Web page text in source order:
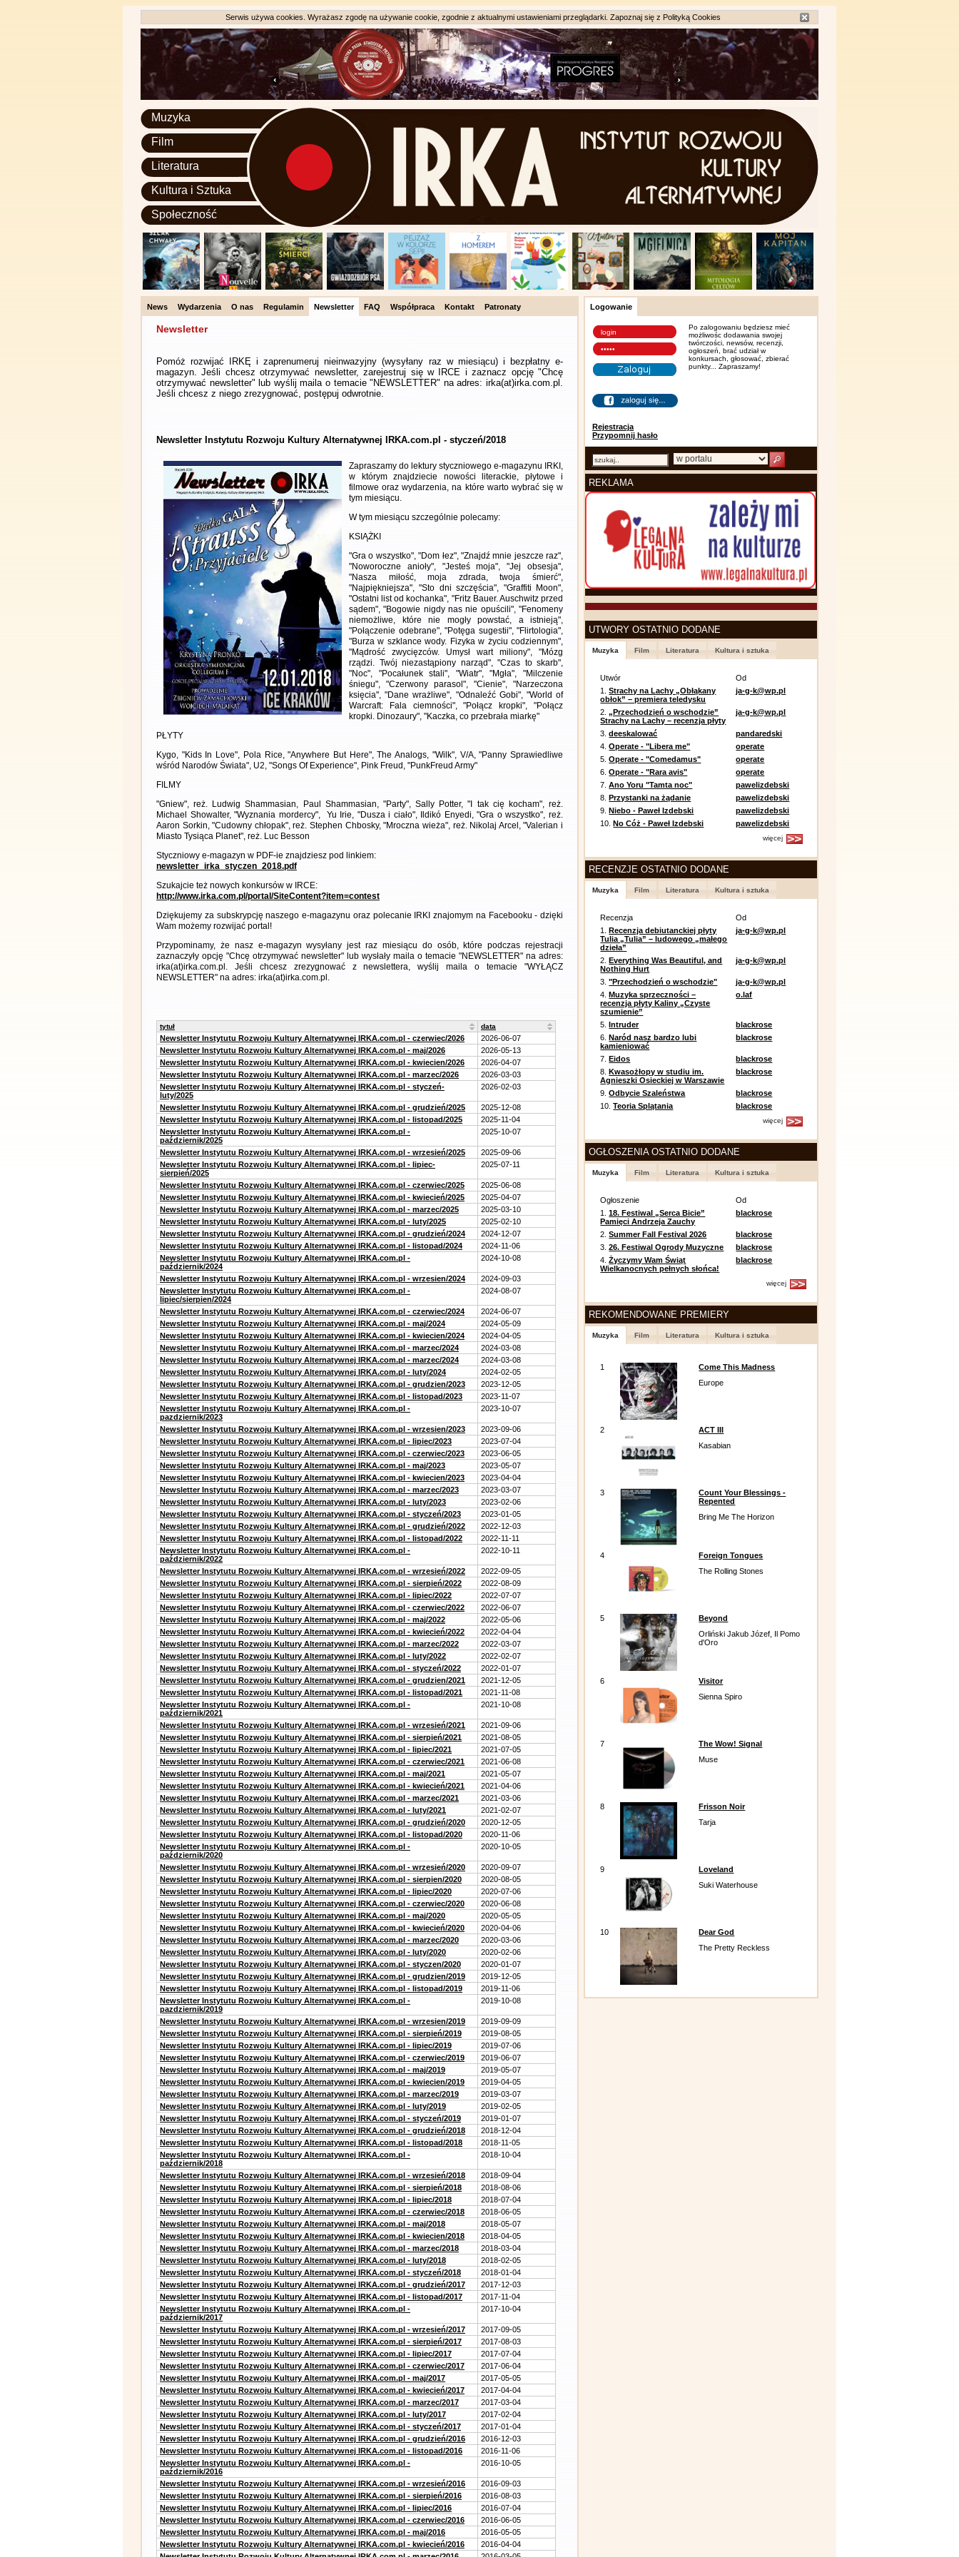
Serwis używa cookies. Wyrażasz zgodę na używanie cookie, zgodnie z aktualnymi ustawieniami przeglądarki. Zapoznaj się z Polityką Cookies
Muzyka
Film
Literatura
Kultura i Sztuka
Społeczność
News Wydarzenia O nas Regulamin Newsletter FAQ Współpraca Kontakt Patronaty
Newsletter
Pomóż rozwijać IRKĘ i zaprenumeruj nieinwazyjny (wysyłany raz w miesiącu) i bezpłatny e-
magazyn. Jeśli chcesz otrzymywać newsletter, zarejestruj się w IRCE i zaznacz opcję "Chcę
otrzymywać newsletter" lub wyślij maila o temacie "NEWSLETTER" na adres: irka(at)irka.com.pl.
Jeśli chcesz z niego zrezygnować, postępuj odwrotnie.
Newsletter Instytutu Rozwoju Kultury Alternatywnej IRKA.com.pl - styczeń/2018
Zapraszamy do lektury styczniowego e-magazynu IRKI,
w którym znajdziecie nowości literackie, płytowe i
filmowe oraz wydarzenia, na które warto wybrać się w
tym miesiącu.
W tym miesiącu szczególnie polecamy:
KSIĄŻKI
"Gra o wszystko", "Dom łez", "Znajdź mnie jeszcze raz",
"Noworoczne anioły", "Jesteś moja", "Jej obsesja",
"Nasza miłość, moja zdrada, twoja śmierć",
"Najpiękniejsza", "Sto dni szczęścia", "Graffiti Moon",
"Ostatni list od kochanka", "Fritz Bauer. Auschwitz przed
sądem", "Bogowie nigdy nas nie opuścili", "Fenomeny
niemożliwe, które nie mogły powstać, a istnieją",
"Połączenie odebrane", "Potęga sugestii", "Flirtologia",
"Burza w szklance wody. Fizyka w życiu codziennym",
"Mądrość zwycięzców. Umysł wart miliony", "Mózg
rządzi. Twój niezastąpiony narząd", "Czas to skarb",
"Noc", "Pocałunek stali", "Wiatr", "Mgła", "Milczenie
śniegu", "Czerwony parasol", "Cienie", "Narzeczona
księcia", "Dane wrażliwe", "Odnaleźć Gobi", "World of
Warcraft: Fala ciemności", "Połącz kropki", "Połącz
kropki. Dinozaury", "Kaczka, co przebrała miarkę"
PŁYTY
Kygo, "Kids In Love", Pola Rice, "Anywhere But Here", The Analogs, "Wilk", V/A, "Panny Sprawiedliwe
wśród Narodów Świata", U2, "Songs Of Experience", Pink Freud, "PunkFreud Army"
FILMY
"Gniew", reż. Ludwig Shammasian, Paul Shammasian, "Party", Sally Potter, "I tak cię kocham", reż.
Michael Showalter, "Wyznania mordercy", Yu Irie, "Dusza i ciało", Ildikó Enyedi, "Gra o wszystko", reż.
Aaron Sorkin, "Cudowny chłopak", reż. Stephen Chbosky, "Mroczna wieża", reż. Nikolaj Arcel, "Valerian i
Miasto Tysiąca Planet", reż. Luc Besson
Styczniowy e-magazyn w PDF-ie znajdziesz pod linkiem:
newsletter_irka_styczen_2018.pdf
Szukajcie też nowych konkursów w IRCE:
http://www.irka.com.pl/portal/SiteContent?item=contest
Dziękujemy za subskrypcję naszego e-magazynu oraz polecanie IRKI znajomym na Facebooku - dzięki
Wam możemy rozwijać portal!
Przypominamy, że nasz e-magazyn wysyłany jest raz miesiącu do osób, które podczas rejestracji
zaznaczyły opcję "Chcę otrzymywać newsletter" lub wysłały maila o temacie "NEWSLETTER" na adres:
irka(at)irka.com.pl. Jeśli chcesz zrezygnować z newslettera, wyślij maila o temacie "WYŁĄCZ
NEWSLETTER" na adres: irka(at)irka.com.pl.
tytuł data
Newsletter Instytutu Rozwoju Kultury Alternatywnej IRKA.com.pl - czerwiec/2026
2026-06-07
Newsletter Instytutu Rozwoju Kultury Alternatywnej IRKA.com.pl - maj/2026
2026-05-13
Newsletter Instytutu Rozwoju Kultury Alternatywnej IRKA.com.pl - kwiecien/2026
2026-04-07
Newsletter Instytutu Rozwoju Kultury Alternatywnej IRKA.com.pl - marzec/2026
2026-03-03
Newsletter Instytutu Rozwoju Kultury Alternatywnej IRKA.com.pl - styczeń-
luty/2025
2026-02-03
Newsletter Instytutu Rozwoju Kultury Alternatywnej IRKA.com.pl - grudzień/2025
2025-12-08
Newsletter Instytutu Rozwoju Kultury Alternatywnej IRKA.com.pl - listopad/2025
2025-11-04
Newsletter Instytutu Rozwoju Kultury Alternatywnej IRKA.com.pl -
październik/2025
2025-10-07
Newsletter Instytutu Rozwoju Kultury Alternatywnej IRKA.com.pl - wrzesień/2025
2025-09-06
Newsletter Instytutu Rozwoju Kultury Alternatywnej IRKA.com.pl - lipiec-
sierpień/2025
2025-07-11
Newsletter Instytutu Rozwoju Kultury Alternatywnej IRKA.com.pl - czerwiec/2025
2025-06-08
Newsletter Instytutu Rozwoju Kultury Alternatywnej IRKA.com.pl - kwiecień/2025
2025-04-07
Newsletter Instytutu Rozwoju Kultury Alternatywnej IRKA.com.pl - marzec/2025
2025-03-10
Newsletter Instytutu Rozwoju Kultury Alternatywnej IRKA.com.pl - luty/2025
2025-02-10
Newsletter Instytutu Rozwoju Kultury Alternatywnej IRKA.com.pl - grudzień/2024
2024-12-07
Newsletter Instytutu Rozwoju Kultury Alternatywnej IRKA.com.pl - listopad/2024
2024-11-06
Newsletter Instytutu Rozwoju Kultury Alternatywnej IRKA.com.pl -
październik/2024
2024-10-08
Newsletter Instytutu Rozwoju Kultury Alternatywnej IRKA.com.pl - wrzesien/2024
2024-09-03
Newsletter Instytutu Rozwoju Kultury Alternatywnej IRKA.com.pl -
lipiec/sierpien/2024
2024-08-07
Newsletter Instytutu Rozwoju Kultury Alternatywnej IRKA.com.pl - czerwiec/2024
2024-06-07
Newsletter Instytutu Rozwoju Kultury Alternatywnej IRKA.com.pl - maj/2024
2024-05-09
Newsletter Instytutu Rozwoju Kultury Alternatywnej IRKA.com.pl - kwiecien/2024
2024-04-05
Newsletter Instytutu Rozwoju Kultury Alternatywnej IRKA.com.pl - marzec/2024
2024-03-08
Newsletter Instytutu Rozwoju Kultury Alternatywnej IRKA.com.pl - marzec/2024
2024-03-08
Newsletter Instytutu Rozwoju Kultury Alternatywnej IRKA.com.pl - luty/2024
2024-02-05
Newsletter Instytutu Rozwoju Kultury Alternatywnej IRKA.com.pl - grudzien/2023
2023-12-05
Newsletter Instytutu Rozwoju Kultury Alternatywnej IRKA.com.pl - listopad/2023
2023-11-07
Newsletter Instytutu Rozwoju Kultury Alternatywnej IRKA.com.pl -
pazdziernik/2023
2023-10-07
Newsletter Instytutu Rozwoju Kultury Alternatywnej IRKA.com.pl - wrzesien/2023
2023-09-06
Newsletter Instytutu Rozwoju Kultury Alternatywnej IRKA.com.pl - lipiec/2023
2023-07-04
Newsletter Instytutu Rozwoju Kultury Alternatywnej IRKA.com.pl - czerwiec/2023
2023-06-05
Newsletter Instytutu Rozwoju Kultury Alternatywnej IRKA.com.pl - maj/2023
2023-05-07
Newsletter Instytutu Rozwoju Kultury Alternatywnej IRKA.com.pl - kwiecien/2023
2023-04-04
Newsletter Instytutu Rozwoju Kultury Alternatywnej IRKA.com.pl - marzec/2023
2023-03-07
Newsletter Instytutu Rozwoju Kultury Alternatywnej IRKA.com.pl - luty/2023
2023-02-06
Newsletter Instytutu Rozwoju Kultury Alternatywnej IRKA.com.pl - styczeń/2023
2023-01-05
Newsletter Instytutu Rozwoju Kultury Alternatywnej IRKA.com.pl - grudzień/2022
2022-12-03
Newsletter Instytutu Rozwoju Kultury Alternatywnej IRKA.com.pl - listopad/2022
2022-11-11
Newsletter Instytutu Rozwoju Kultury Alternatywnej IRKA.com.pl -
październik/2022
2022-10-11
Newsletter Instytutu Rozwoju Kultury Alternatywnej IRKA.com.pl - wrzesień/2022
2022-09-05
Newsletter Instytutu Rozwoju Kultury Alternatywnej IRKA.com.pl - sierpień/2022
2022-08-09
Newsletter Instytutu Rozwoju Kultury Alternatywnej IRKA.com.pl - lipiec/2022
2022-07-07
Newsletter Instytutu Rozwoju Kultury Alternatywnej IRKA.com.pl - czerwiec/2022
2022-06-07
Newsletter Instytutu Rozwoju Kultury Alternatywnej IRKA.com.pl - maj/2022
2022-05-06
Newsletter Instytutu Rozwoju Kultury Alternatywnej IRKA.com.pl - kwiecień/2022
2022-04-04
Newsletter Instytutu Rozwoju Kultury Alternatywnej IRKA.com.pl - marzec/2022
2022-03-07
Newsletter Instytutu Rozwoju Kultury Alternatywnej IRKA.com.pl - luty/2022
2022-02-07
Newsletter Instytutu Rozwoju Kultury Alternatywnej IRKA.com.pl - styczeń/2022
2022-01-07
Newsletter Instytutu Rozwoju Kultury Alternatywnej IRKA.com.pl - grudzien/2021
2021-12-05
Newsletter Instytutu Rozwoju Kultury Alternatywnej IRKA.com.pl - listopad/2021
2021-11-08
Newsletter Instytutu Rozwoju Kultury Alternatywnej IRKA.com.pl -
październik/2021
2021-10-08
Newsletter Instytutu Rozwoju Kultury Alternatywnej IRKA.com.pl - wrzesień/2021
2021-09-06
Newsletter Instytutu Rozwoju Kultury Alternatywnej IRKA.com.pl - sierpień/2021
2021-08-05
Newsletter Instytutu Rozwoju Kultury Alternatywnej IRKA.com.pl - lipiec/2021
2021-07-05
Newsletter Instytutu Rozwoju Kultury Alternatywnej IRKA.com.pl - czerwiec/2021
2021-06-08
Newsletter Instytutu Rozwoju Kultury Alternatywnej IRKA.com.pl - maj/2021
2021-05-07
Newsletter Instytutu Rozwoju Kultury Alternatywnej IRKA.com.pl - kwiecień/2021
2021-04-06
Newsletter Instytutu Rozwoju Kultury Alternatywnej IRKA.com.pl - marzec/2021
2021-03-06
Newsletter Instytutu Rozwoju Kultury Alternatywnej IRKA.com.pl - luty/2021
2021-02-07
Newsletter Instytutu Rozwoju Kultury Alternatywnej IRKA.com.pl - grudzień/2020
2020-12-05
Newsletter Instytutu Rozwoju Kultury Alternatywnej IRKA.com.pl - listopad/2020
2020-11-06
Newsletter Instytutu Rozwoju Kultury Alternatywnej IRKA.com.pl -
październik/2020
2020-10-05
Newsletter Instytutu Rozwoju Kultury Alternatywnej IRKA.com.pl - wrzesień/2020
2020-09-07
Newsletter Instytutu Rozwoju Kultury Alternatywnej IRKA.com.pl - sierpien/2020
2020-08-05
Newsletter Instytutu Rozwoju Kultury Alternatywnej IRKA.com.pl - lipiec/2020
2020-07-06
Newsletter Instytutu Rozwoju Kultury Alternatywnej IRKA.com.pl - czerwiec/2020
2020-06-08
Newsletter Instytutu Rozwoju Kultury Alternatywnej IRKA.com.pl - maj/2020
2020-05-05
Newsletter Instytutu Rozwoju Kultury Alternatywnej IRKA.com.pl - kwiecień/2020
2020-04-06
Newsletter Instytutu Rozwoju Kultury Alternatywnej IRKA.com.pl - marzec/2020
2020-03-06
Newsletter Instytutu Rozwoju Kultury Alternatywnej IRKA.com.pl - luty/2020
2020-02-06
Newsletter Instytutu Rozwoju Kultury Alternatywnej IRKA.com.pl - styczen/2020
2020-01-07
Newsletter Instytutu Rozwoju Kultury Alternatywnej IRKA.com.pl - grudzien/2019
2019-12-05
Newsletter Instytutu Rozwoju Kultury Alternatywnej IRKA.com.pl - listopad/2019
2019-11-06
Newsletter Instytutu Rozwoju Kultury Alternatywnej IRKA.com.pl -
pazdziernik/2019
2019-10-08
Newsletter Instytutu Rozwoju Kultury Alternatywnej IRKA.com.pl - wrzesien/2019
2019-09-09
Newsletter Instytutu Rozwoju Kultury Alternatywnej IRKA.com.pl - sierpień/2019
2019-08-05
Newsletter Instytutu Rozwoju Kultury Alternatywnej IRKA.com.pl - lipiec/2019
2019-07-06
Newsletter Instytutu Rozwoju Kultury Alternatywnej IRKA.com.pl - czerwiec/2019
2019-06-07
Newsletter Instytutu Rozwoju Kultury Alternatywnej IRKA.com.pl - maj/2019
2019-05-07
Newsletter Instytutu Rozwoju Kultury Alternatywnej IRKA.com.pl - kwiecien/2019
2019-04-05
Newsletter Instytutu Rozwoju Kultury Alternatywnej IRKA.com.pl - marzec/2019
2019-03-07
Newsletter Instytutu Rozwoju Kultury Alternatywnej IRKA.com.pl - luty/2019
2019-02-05
Newsletter Instytutu Rozwoju Kultury Alternatywnej IRKA.com.pl - styczeń/2019
2019-01-07
Newsletter Instytutu Rozwoju Kultury Alternatywnej IRKA.com.pl - grudzień/2018
2018-12-04
Newsletter Instytutu Rozwoju Kultury Alternatywnej IRKA.com.pl - listopad/2018
2018-11-05
Newsletter Instytutu Rozwoju Kultury Alternatywnej IRKA.com.pl -
październik/2018
2018-10-04
Newsletter Instytutu Rozwoju Kultury Alternatywnej IRKA.com.pl - wrzesień/2018
2018-09-04
Newsletter Instytutu Rozwoju Kultury Alternatywnej IRKA.com.pl - sierpień/2018
2018-08-06
Newsletter Instytutu Rozwoju Kultury Alternatywnej IRKA.com.pl - lipiec/2018
2018-07-04
Newsletter Instytutu Rozwoju Kultury Alternatywnej IRKA.com.pl - czerwiec/2018
2018-06-05
Newsletter Instytutu Rozwoju Kultury Alternatywnej IRKA.com.pl - maj/2018
2018-05-07
Newsletter Instytutu Rozwoju Kultury Alternatywnej IRKA.com.pl - kwiecien/2018
2018-04-05
Newsletter Instytutu Rozwoju Kultury Alternatywnej IRKA.com.pl - marzec/2018
2018-03-04
Newsletter Instytutu Rozwoju Kultury Alternatywnej IRKA.com.pl - luty/2018
2018-02-05
Newsletter Instytutu Rozwoju Kultury Alternatywnej IRKA.com.pl - styczeń/2018
2018-01-04
Newsletter Instytutu Rozwoju Kultury Alternatywnej IRKA.com.pl - grudzień/2017
2017-12-03
Newsletter Instytutu Rozwoju Kultury Alternatywnej IRKA.com.pl - listopad/2017
2017-11-04
Newsletter Instytutu Rozwoju Kultury Alternatywnej IRKA.com.pl -
październik/2017
2017-10-04
Newsletter Instytutu Rozwoju Kultury Alternatywnej IRKA.com.pl - wrzesień/2017
2017-09-05
Newsletter Instytutu Rozwoju Kultury Alternatywnej IRKA.com.pl - sierpień/2017
2017-08-03
Newsletter Instytutu Rozwoju Kultury Alternatywnej IRKA.com.pl - lipiec/2017
2017-07-04
Newsletter Instytutu Rozwoju Kultury Alternatywnej IRKA.com.pl - czerwiec/2017
2017-06-04
Newsletter Instytutu Rozwoju Kultury Alternatywnej IRKA.com.pl - maj/2017
2017-05-05
Newsletter Instytutu Rozwoju Kultury Alternatywnej IRKA.com.pl - kwiecień/2017
2017-04-04
Newsletter Instytutu Rozwoju Kultury Alternatywnej IRKA.com.pl - marzec/2017
2017-03-04
Newsletter Instytutu Rozwoju Kultury Alternatywnej IRKA.com.pl - luty/2017
2017-02-04
Newsletter Instytutu Rozwoju Kultury Alternatywnej IRKA.com.pl - styczeń/2017
2017-01-04
Newsletter Instytutu Rozwoju Kultury Alternatywnej IRKA.com.pl - grudzień/2016
2016-12-03
Newsletter Instytutu Rozwoju Kultury Alternatywnej IRKA.com.pl - listopad/2016
2016-11-06
Newsletter Instytutu Rozwoju Kultury Alternatywnej IRKA.com.pl -
październik/2016
2016-10-05
Newsletter Instytutu Rozwoju Kultury Alternatywnej IRKA.com.pl - wrzesień/2016
2016-09-03
Newsletter Instytutu Rozwoju Kultury Alternatywnej IRKA.com.pl - sierpień/2016
2016-08-03
Newsletter Instytutu Rozwoju Kultury Alternatywnej IRKA.com.pl - lipiec/2016
2016-07-04
Newsletter Instytutu Rozwoju Kultury Alternatywnej IRKA.com.pl - czerwiec/2016
2016-06-05
Newsletter Instytutu Rozwoju Kultury Alternatywnej IRKA.com.pl - maj/2016
2016-05-05
Newsletter Instytutu Rozwoju Kultury Alternatywnej IRKA.com.pl - kwiecień/2016
2016-04-04
Logowanie
Rejestracja
Przypomnij hasło
Po zalogowaniu będziesz mieć
możliwośc dodawania swojej
twórczości, newsów, recenzji,
ogłoszeń, brać udział w
konkursach, głosować, zbierać
punkty... Zapraszamy!
REKLAMA
UTWORY OSTATNIO DODANE
Muzyka Film Literatura Kultura i sztuka
Utwór
Od
1.Strachy na Lachy „Obłąkany
obłok” – premiera teledysku
ja-g-k@wp.pl
2.„Przechodzień o wschodzie”
Strachy na Lachy – recenzja płyty
ja-g-k@wp.pl
3.deeskalować
pandaredski
4.Operate - "Libera me"
operate
5.Operate - "Comedamus"
operate
6.Operate - "Rara avis"
operate
7.Ano Yoru "Tamta noc"
pawelizdebski
8.Przystanki na żądanie
pawelizdebski
9.Niebo - Paweł Izdebski
pawelizdebski
10.No Cóż - Paweł Izdebski pawelizdebski
więcej
RECENZJE OSTATNIO DODANE
Muzyka Film Literatura Kultura i sztuka
Recenzja
Od
1.Recenzja debiutanckiej płyty
Tulia „Tulia” – ludowego „małego
dzieła”
ja-g-k@wp.pl
2.Everything Was Beautiful, and
Nothing Hurt
ja-g-k@wp.pl
3."Przechodzień o wschodzie"
ja-g-k@wp.pl
4.Muzyka sprzeczności –
recenzja płyty Kaliny „Czyste
szumienie”
o.laf
5.Intruder
blackrose
6.Naród nasz bardzo lubi
kamieniować
blackrose
7.Eidos
blackrose
8.Kwasożłopy w studiu im.
Agnieszki Osieckiej w Warszawie
blackrose
9.Odbycie Szaleństwa
blackrose
10.Teoria Splątania blackrose
więcej
OGŁOSZENIA OSTATNIO DODANE
Muzyka Film Literatura Kultura i sztuka
Ogłoszenie
Od
1.18. Festiwal „Serca Bicie”
Pamięci Andrzeja Zauchy
blackrose
2.Summer Fall Festival 2026
blackrose
3.26. Festiwal Ogrody Muzyczne
blackrose
4.Życzymy Wam Świąt
Wielkanocnych pełnych słońca!
blackrose
więcej
REKOMENDOWANE PREMIERY
Muzyka Film Literatura Kultura i sztuka
1
Come This Madness
Europe
2
ACT III
Kasabian
3
Count Your Blessings -
Repented
Bring Me The Horizon
4
Foreign Tongues
The Rolling Stones
5
Beyond
Orliński Jakub Józef, Il Pomo
d'Oro
6
Visitor
Sienna Spiro
7
The Wow! Signal
Muse
8
Frisson Noir
Tarja
9
Loveland
Suki Waterhouse
10
Dear God
The Pretty Reckless